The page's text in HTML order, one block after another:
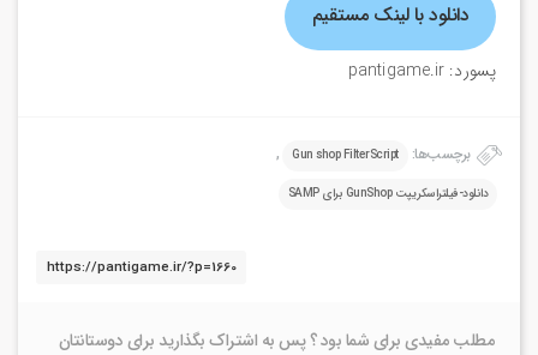
دانلود با لینک مستقیم
پسورد: pantigame.ir
برچسب‌ها: Gun shop FilterScript
,
دانلود-فیلتراسکریپت GunShop برای SAMP
مطلب مفیدی برای شما بود ؟ پس به اشتراک بگذارید برای دوستانتان